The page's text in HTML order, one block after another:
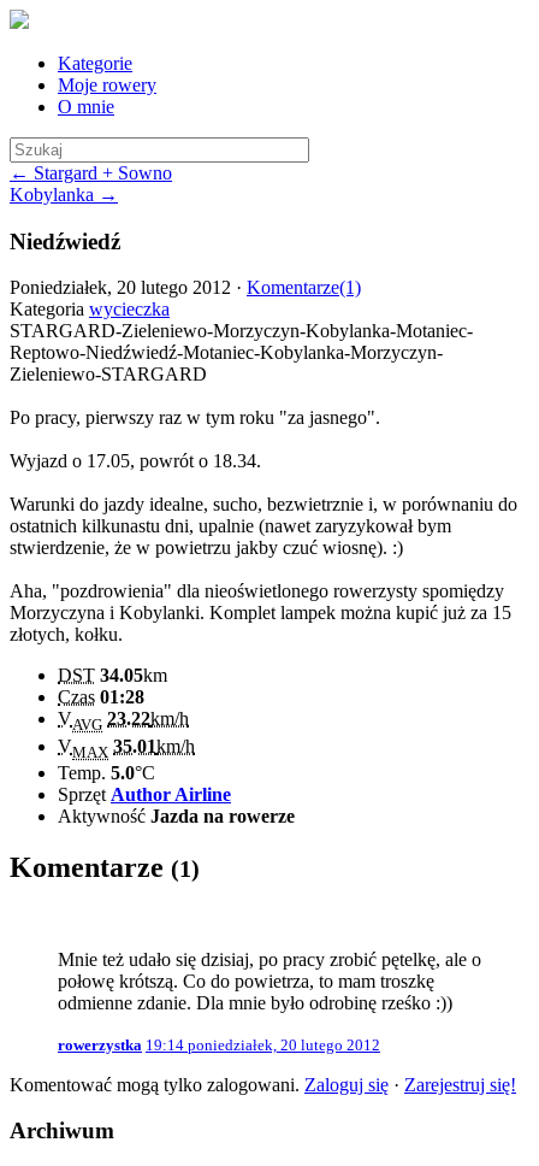
Kategorie
Moje rowery
O mnie
← Stargard + Sowno
Kobylanka →
Niedźwiedź
Poniedziałek, 20 lutego 2012 · Komentarze(1)
Kategoria wycieczka
STARGARD-Zieleniewo-Morzyczyn-Kobylanka-Motaniec-
Reptowo-Niedźwiedź-Motaniec-Kobylanka-Morzyczyn-
Zieleniewo-STARGARD
Po pracy, pierwszy raz w tym roku "za jasnego".
Wyjazd o 17.05, powrót o 18.34.
Warunki do jazdy idealne, sucho, bezwietrznie i, w porównaniu do
ostatnich kilkunastu dni, upalnie (nawet zaryzykował bym
stwierdzenie, że w powietrzu jakby czuć wiosnę). :)
Aha, "pozdrowienia" dla nieoświetlonego rowerzysty spomiędzy
Morzyczyna i Kobylanki. Komplet lampek można kupić już za 15
złotych, kołku.
DST 34.05km
Czas 01:28
VAVG 23.22km/h
VMAX 35.01km/h
Temp. 5.0°C
Sprzęt Author Airline
Aktywność Jazda na rowerze
Komentarze (1)
Mnie też udało się dzisiaj, po pracy zrobić pętelkę, ale o
połowę krótszą. Co do powietrza, to mam troszkę
odmienne zdanie. Dla mnie było odrobinę rześko :))
rowerzystka 19:14 poniedziałek, 20 lutego 2012
Komentować mogą tylko zalogowani. Zaloguj się · Zarejestruj się!
Archiwum